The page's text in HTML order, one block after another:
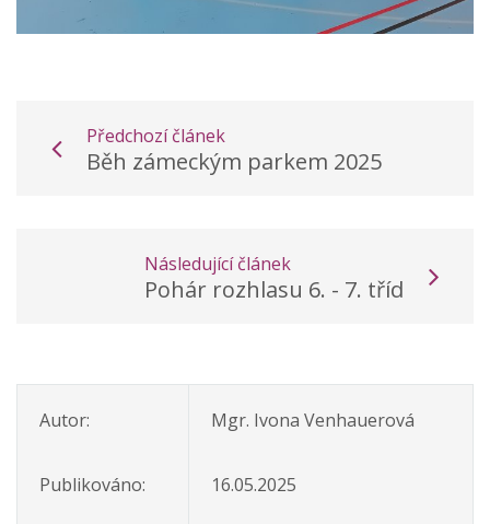
Předchozí článek
Běh zámeckým parkem 2025
Následující článek
Pohár rozhlasu 6. - 7. tříd
Autor: Mgr. Ivona Venhauerová
Publikováno: 16.05.2025